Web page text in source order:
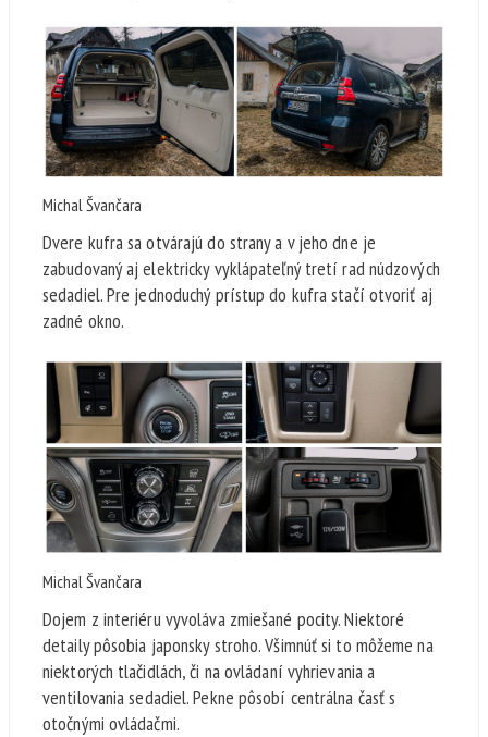
Michal Švančara
Dvere kufra sa otvárajú do strany a v jeho dne je
zabudovaný aj elektricky vyklápateľný tretí rad núdzových
sedadiel. Pre jednoduchý prístup do kufra stačí otvoriť aj
zadné okno.
Michal Švančara
Dojem z interiéru vyvoláva zmiešané pocity. Niektoré
detaily pôsobia japonsky stroho. Všimnúť si to môžeme na
niektorých tlačidlách, či na ovládaní vyhrievania a
ventilovania sedadiel. Pekne pôsobí centrálna časť s
otočnými ovládačmi.